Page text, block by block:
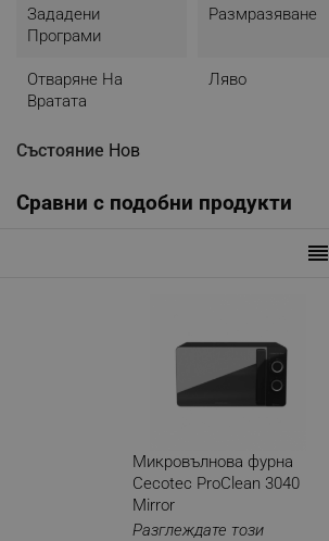
Зададени
Програми
Размразяване
Отваряне На
Вратата
Ляво
Състояние Нов
Сравни с подобни продукти
reorder
Микровълнова фурна
Cecotec ProClean 3040
Mirror
Разглеждате този